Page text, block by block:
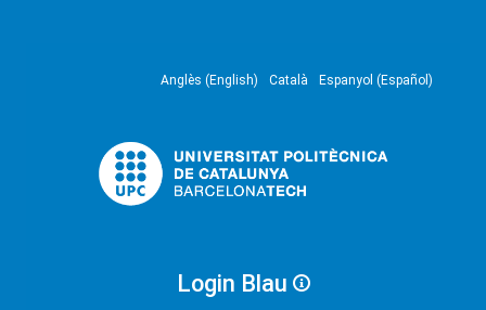
Anglès (English) Català Espanyol (Español)
Login Blau